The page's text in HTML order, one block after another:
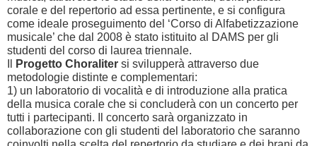
corale e del repertorio ad essa pertinente, e si configura
come ideale proseguimento del ‘Corso di Alfabetizzazione
musicale’ che dal 2008 è stato istituito al DAMS per gli
studenti del corso di laurea triennale.
Progetto Choraliter si svilupperà attraverso due
metodologie distinte e complementari:
1) un laboratorio di vocalità e di introduzione alla pratica
della musica corale che si concluderà con un concerto per
tutti i partecipanti. Il concerto sarà organizzato in
collaborazione con gli studenti del laboratorio che saranno